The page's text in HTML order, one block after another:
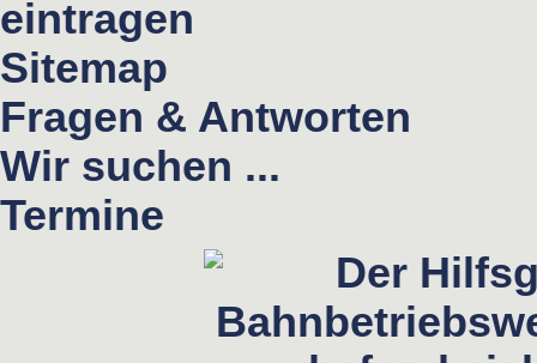
eintragen
Sitemap
Fragen & Antworten
Wir suchen ...
Termine